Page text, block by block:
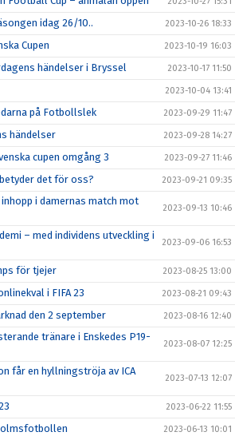
idag 26/10.. 2023-10-26 18:33
Cupen 2023-10-19 16:03
händelser i Bryssel 2023-10-17 11:50
2023-10-04 13:41
på Fotbollslek 2023-09-29 11:47
händelser 2023-09-28 14:27
cupen omgång 3 2023-09-27 11:46
det för oss? 2023-09-21 09:35
i damernas match mot
2023-09-13 10:46
– med individens utveckling i
2023-09-06 16:53
för tjejer 2023-08-25 13:00
i FIFA 23 2023-08-21 09:43
den 2 september 2023-08-16 12:40
tränare i Enskedes P19-
2023-08-07 12:25
får en hyllningströja av ICA
2023-07-13 12:07
2023-06-22 11:55
2023-06-13 10:01